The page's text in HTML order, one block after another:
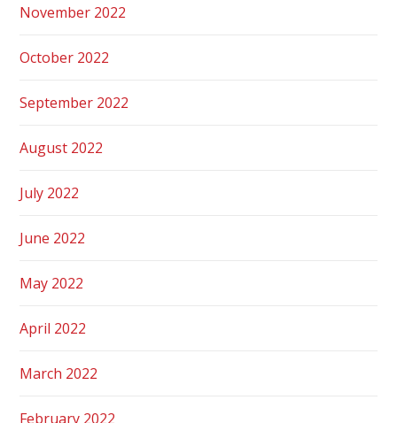
November 2022
October 2022
September 2022
August 2022
July 2022
June 2022
May 2022
April 2022
March 2022
February 2022